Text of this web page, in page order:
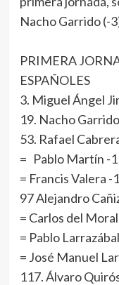
Nacho Garrido (-
PRIMERA
ESPAÑOLES
3. Miguel Ángel
19. Nacho
53. Rafael
= Pablo Martín -1
= Francis Valera -1
97 Alejandro
= Carlos del
= Pablo
= José Manuel
117. Álvaro